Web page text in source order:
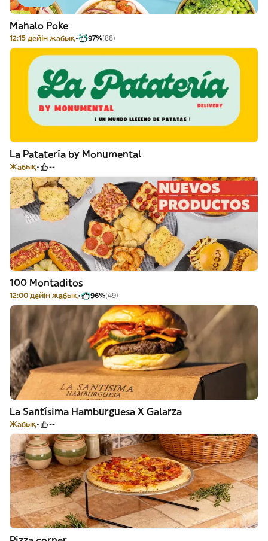
Mahalo Poke
12:15 дейін жабық 97%(88)
La Patatería by Monumental
Жабық --
100 Montaditos
12:00 дейін жабық 96%(49)
La Santísima Hamburguesa X Galarza
Жабық --